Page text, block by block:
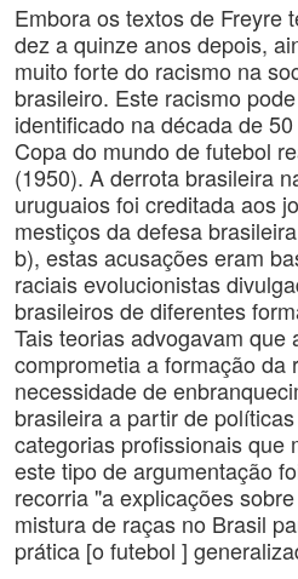
Embora os textos de Freyre
dez a quinze anos depois,
muito forte do racismo na
brasileiro. Este racismo
identificado na década de
Copa do mundo de futebol
(1950). A derrota brasileira
uruguaios foi creditada aos
mestiços da defesa
b), estas acusações eram
raciais evolucionistas
brasileiros de diferentes
Tais teorias advogavam que
comprometia a formação da
necessidade de
brasileira a partir de
categorias profissionais que
este tipo de argumentação
recorria "a explicações
mistura de raças no Brasil
prática [o futebol ]